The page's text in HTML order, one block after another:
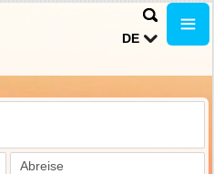
DE
Abreise